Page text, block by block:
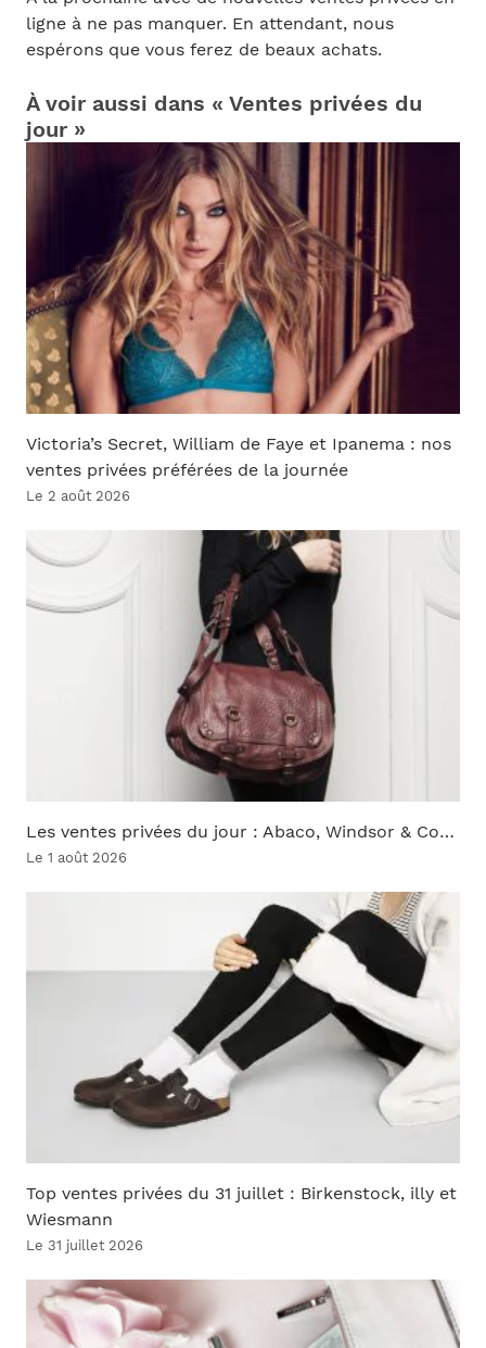
ligne à ne pas manquer. En attendant, nous
espérons que vous ferez de beaux achats.
À voir aussi dans « Ventes privées du
jour »
Victoria’s Secret, William de Faye et Ipanema : nos
ventes privées préférées de la journée
Le 2 août 2026
Les ventes privées du jour : Abaco, Windsor & Co…
Le 1 août 2026
Top ventes privées du 31 juillet : Birkenstock, illy et
Wiesmann
Le 31 juillet 2026